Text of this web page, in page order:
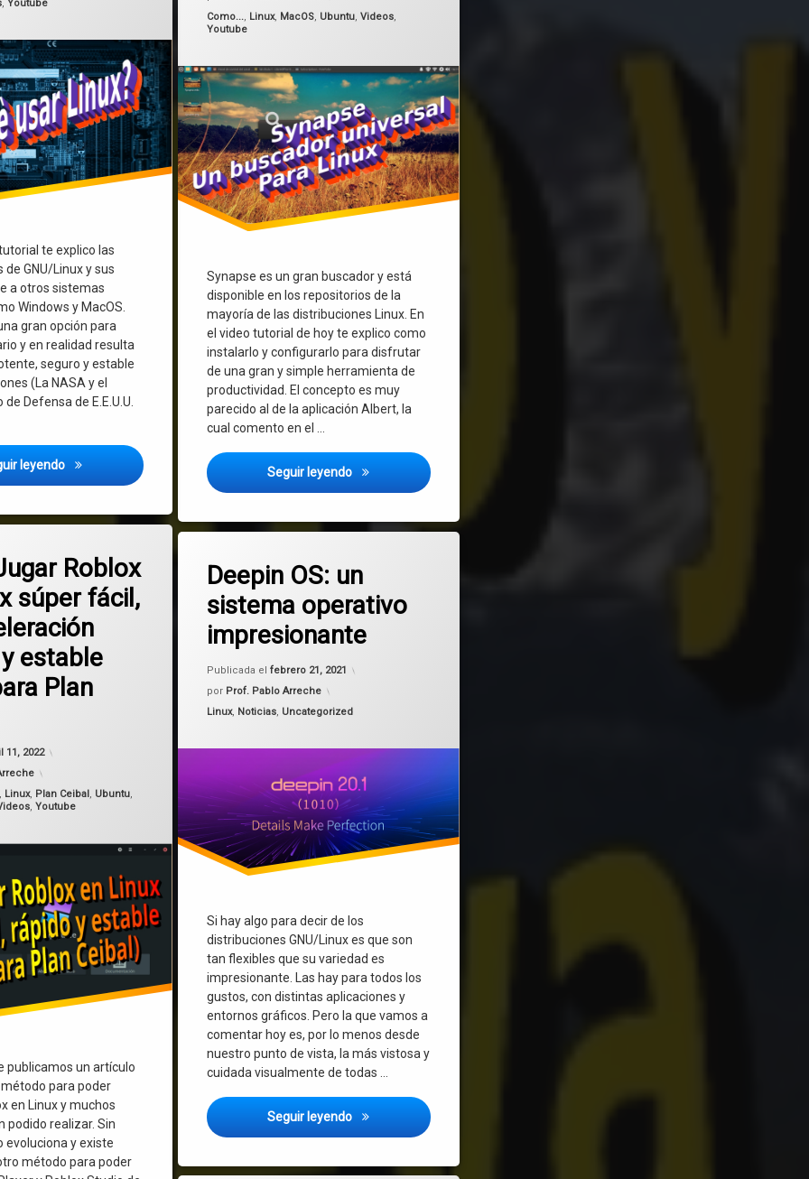
Categorías:
Como..., Linux, MacOS, Ubuntu,Videos,
Youtube
Synapse es un gran buscador y está
disponible en los repositorios de la
mayoría de las distribuciones Linux. En
el video tutorial de hoy te explico como
instalarlo y configurarlo para disfrutar
de una gran y simple herramienta de
productividad. El concepto es muy
parecido al de la aplicación Albert, la
cual comento en el …
Seguir leyendo Synapse – como instalar y configurar este buscador universal para Linux
,Youtube
te explico las
GNU/Linux y sus
a otros sistemas
Windows y MacOS.
gran opción para
y en realidad resulta
seguro y estable
(La NASA y el
Defensa de E.E.U.U.
leyendo ¿Por qué usar Linux?
Roblox
súper fácil,
estable
Plan
11, 2022
, Linux, Plan Ceibal, Ubuntu,
,Youtube
publicamos un artículo
para poder
en Linux y muchos
podido realizar. Sin
evoluciona y existe
método para poder
Deepin OS: un
sistema operativo
impresionante
Publicada elfebrero 21, 2021
por Prof. Pablo Arreche
Categorías:
Linux, Noticias, Uncategorized
Si hay algo para decir de los
distribuciones GNU/Linux es que son
tan flexibles que su variedad es
impresionante. Las hay para todos los
gustos, con distintas aplicaciones y
entornos gráficos. Pero la que vamos a
comentar hoy es, por lo menos desde
nuestro punto de vista, la más vistosa y
cuidada visualmente de todas …
Seguir leyendo Deepin OS: un sistema operativo impresionante
Debian
Deepin
GNU/Linux
MacOS
Sistema